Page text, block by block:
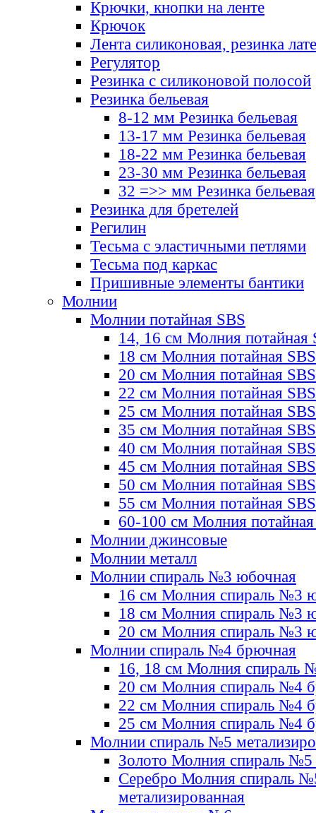
Крючки, кнопки на ленте
Крючок
Лента силиконовая, резинка
Регулятор
Резинка с силиконовой полосой
Резинка бельевая
8-12 мм Резинка бельевая
13-17 мм Резинка бельевая
18-22 мм Резинка бельевая
23-30 мм Резинка бельевая
32 =>> мм Резинка бельевая
Резинка для бретелей
Регилин
Тесьма с эластичными петлями
Тесьма под каркас
Пришивные элементы бантики
Молнии
Молнии потайная SBS
14, 16 см Молния потайная
18 см Молния потайная SBS
20 см Молния потайная SBS
22 см Молния потайная SBS
25 см Молния потайная SBS
35 см Молния потайная SBS
40 см Молния потайная SBS
45 см Молния потайная SBS
50 см Молния потайная SBS
55 см Молния потайная SBS
60-100 см Молния
Молнии джинсовые
Молнии металл
Молнии спираль №3 юбочная
16 см Молния спираль №3
18 см Молния спираль №3
20 см Молния спираль №3
Молнии спираль №4 брючная
16, 18 см Молния спираль
20 см Молния спираль №4
22 см Молния спираль №4
25 см Молния спираль №4
Молнии спираль №5
Золото Молния спираль №5
Серебро Молния спираль
метализированная